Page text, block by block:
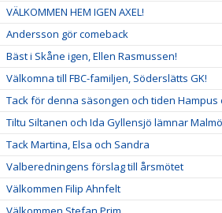
VÄLKOMMEN HEM IGEN AXEL!
Andersson gör comeback
Bäst i Skåne igen, Ellen Rasmussen!
Välkomna till FBC-familjen, Söderslätts GK!
Tack för denna säsongen och tiden Hampus
Tiltu Siltanen och Ida Gyllensjö lämnar Malmö
Tack Martina, Elsa och Sandra
Valberedningens förslag till årsmötet
Välkommen Filip Ahnfelt